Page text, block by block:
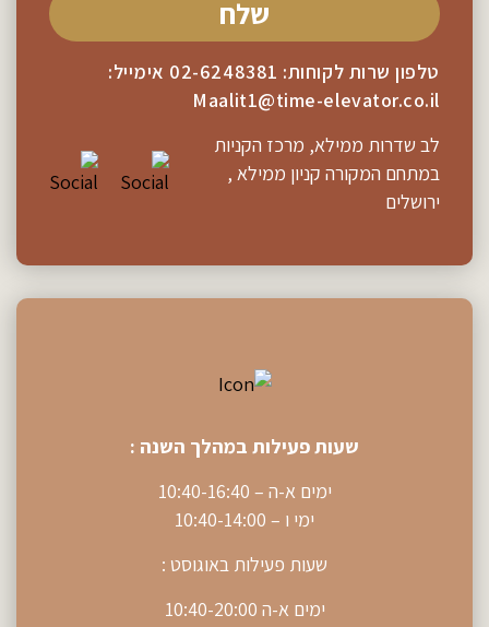
טלפון שרות לקוחות: 02-6248381 אימייל:
Maalit1@time-elevator.co.il
לב שדרות ממילא, מרכז הקניות
במתחם המקורה קניון ממילא ,
ירושלים
שעות פעילות במהלך השנה :
ימים א-ה – 10:40-16:40
ימי ו – 10:40-14:00
שעות פעילות באוגוסט :
ימים א-ה 10:40-20:00